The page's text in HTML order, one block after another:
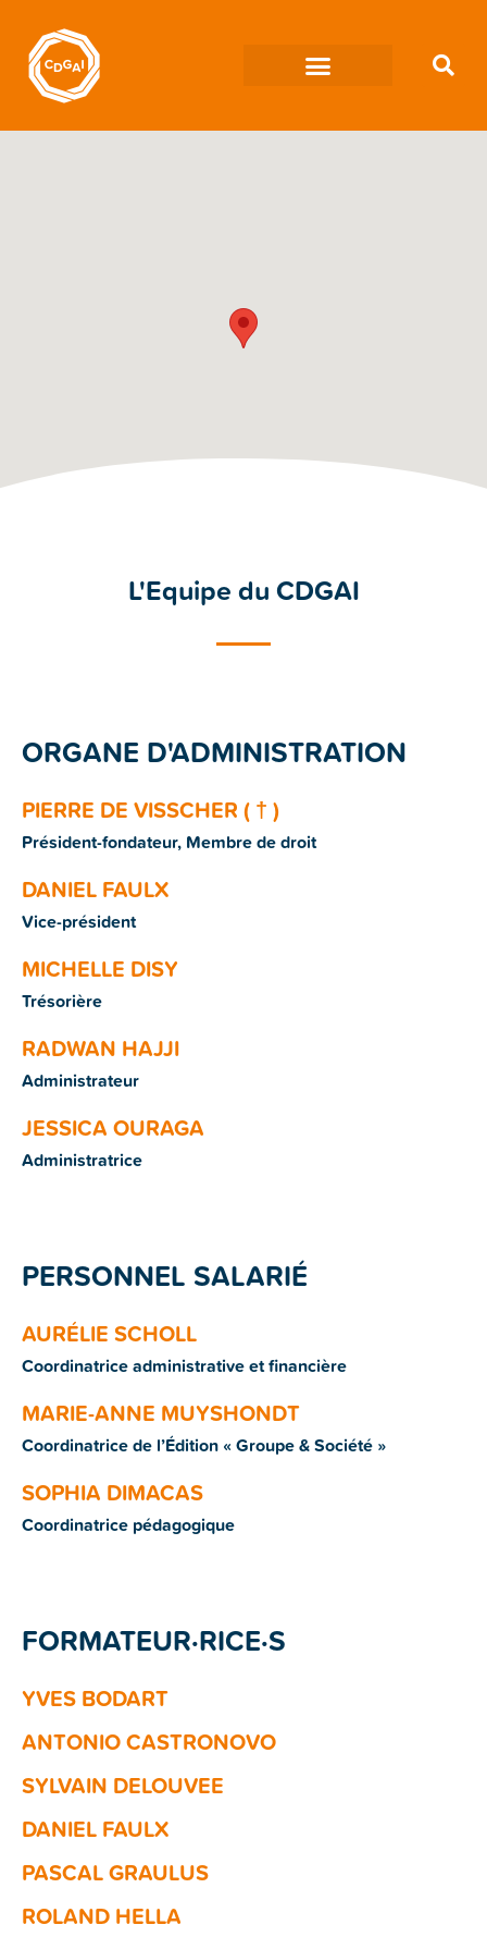
L'Equipe du CDGAI
ORGANE D'ADMINISTRATION
PIERRE DE VISSCHER ( † )
Président-fondateur, Membre de droit
DANIEL FAULX
Vice-président
MICHELLE DISY
Trésorière
RADWAN HAJJI
Administrateur
JESSICA OURAGA
Administratrice
PERSONNEL SALARIÉ
AURÉLIE SCHOLL
Coordinatrice administrative et financière
MARIE-ANNE MUYSHONDT
Coordinatrice de l’Édition « Groupe & Société »
SOPHIA DIMACAS
Coordinatrice pédagogique
FORMATEUR·RICE·S
YVES BODART
ANTONIO CASTRONOVO
SYLVAIN DELOUVEE
DANIEL FAULX
PASCAL GRAULUS
ROLAND HELLA